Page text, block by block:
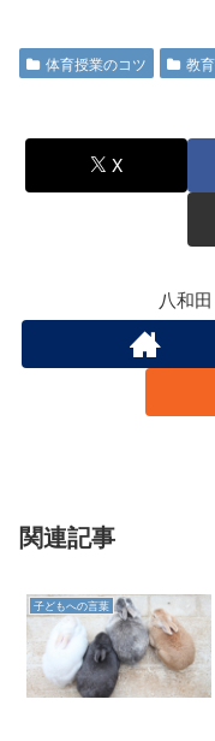
c
e
b
o
tt
er
e
体育授業のコツ 教
X
八和
関連記事
子どもへの言葉